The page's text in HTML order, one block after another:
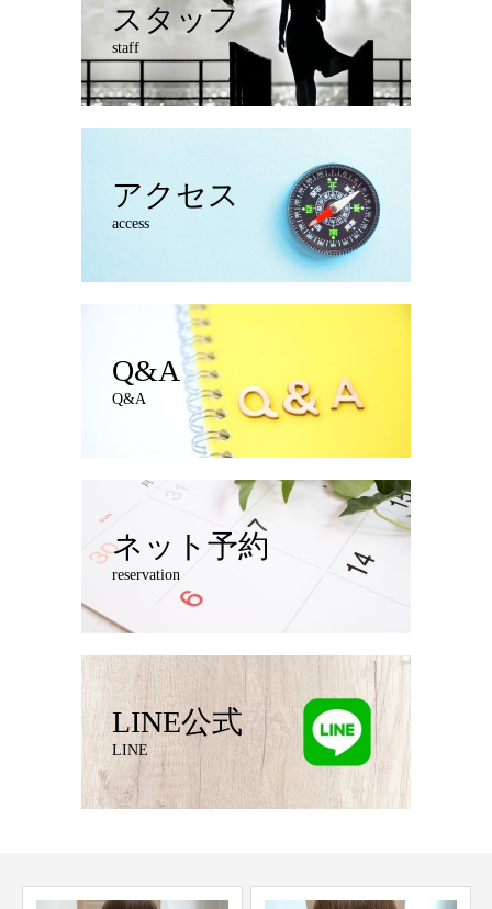
スタッフ
staff
アクセス
access
Q&A
Q&A
ネット予約
reservation
LINE公式
LINE